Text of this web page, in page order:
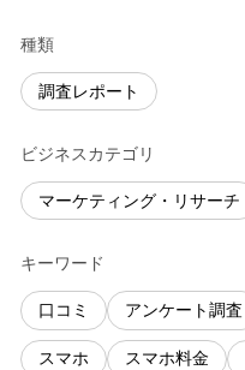
種類
調査レポート
ビジネスカテゴリ
マーケティング・リサーチ
キーワード
口コミ アンケート調査
スマホ スマホ料金